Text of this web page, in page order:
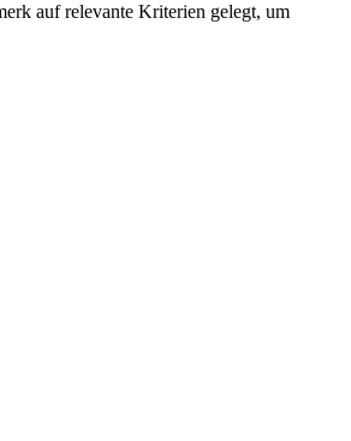
auf relevante Kriterien gelegt, um